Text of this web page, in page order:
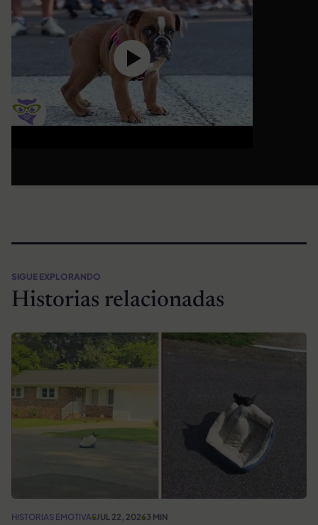
SIGUE EXPLORANDO
Historias relacionadas
HISTORIAS EMOTIVASJUL 22, 20263 MIN